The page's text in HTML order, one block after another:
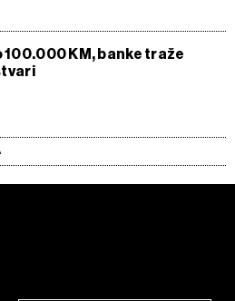
KM, banke traže